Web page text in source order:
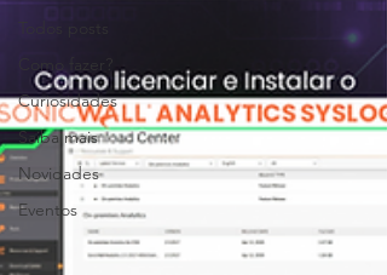
Como fazer?
Curiosidades
Saiba mais
Novidades
Eventos